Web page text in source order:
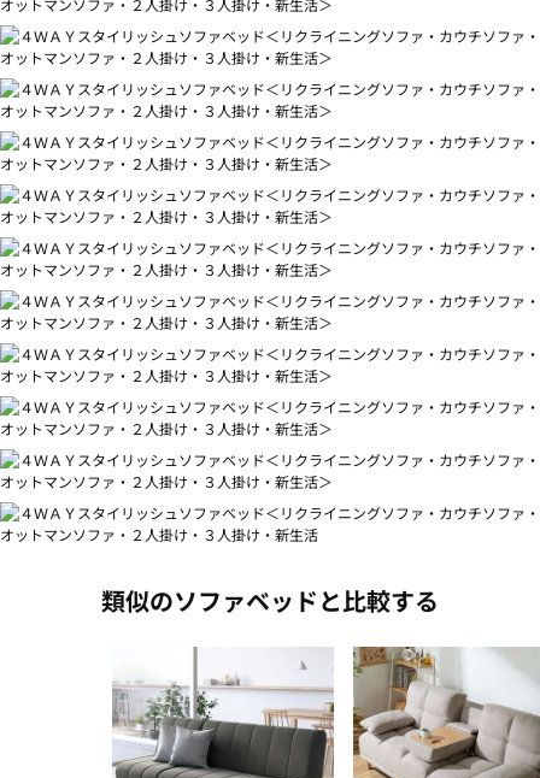
類似のソファベッドと比較する